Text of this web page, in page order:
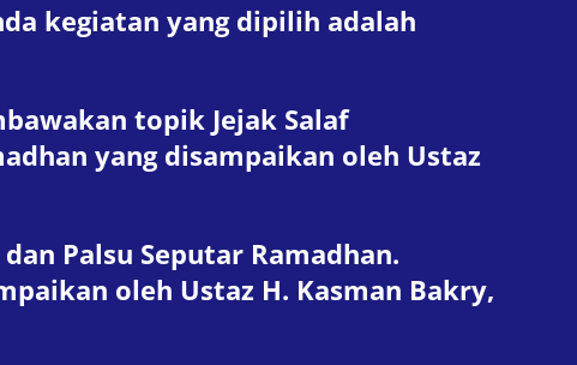
kegiatan yang dipilih adalah
topik Jejak Salaf
yang disampaikan oleh Ustaz
Palsu Seputar Ramadhan.
oleh Ustaz H. Kasman Bakry,